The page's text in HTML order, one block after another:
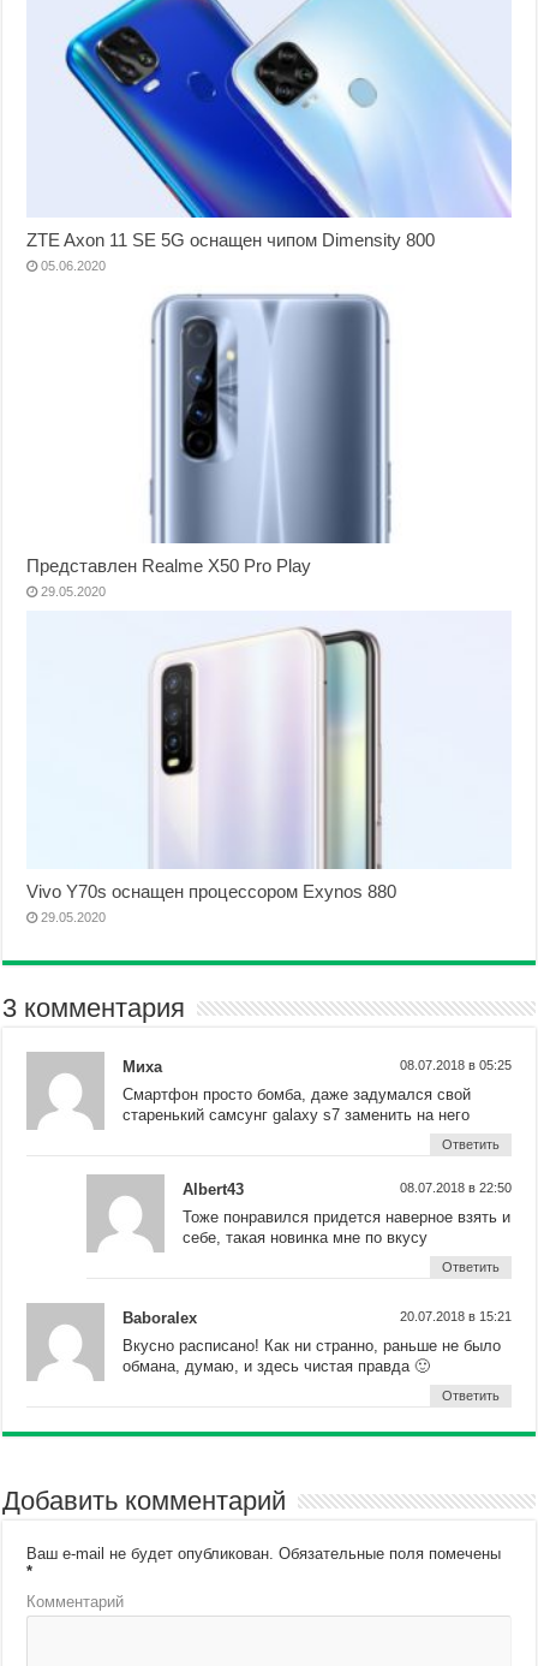
ZTE Axon 11 SE 5G оснащен чипом Dimensity 800
05.06.2020
Представлен Realme X50 Pro Play
29.05.2020
Vivo Y70s оснащен процессором Exynos 880
29.05.2020
3 комментария
Миха 08.07.2018 в 05:25
Смартфон просто бомба, даже задумался свой
старенький самсунг galaxy s7 заменить на него
Ответить
Albert43 08.07.2018 в 22:50
Тоже понравился придется наверное взять и
себе, такая новинка мне по вкусу
Ответить
Baboralex 20.07.2018 в 15:21
Вкусно расписано! Как ни странно, раньше не было
обмана, думаю, и здесь чистая правда 🙂
Ответить
Добавить комментарий
Ваш e-mail не будет опубликован. Обязательные поля помечены
*
Комментарий